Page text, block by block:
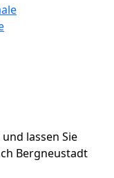
lassen Sie
Bergneustadt